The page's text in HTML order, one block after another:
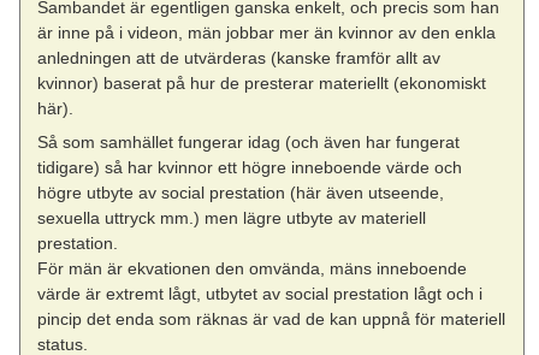
Sambandet är egentligen ganska enkelt, och precis som han
är inne på i videon, män jobbar mer än kvinnor av den enkla
anledningen att de utvärderas (kanske framför allt av
kvinnor) baserat på hur de presterar materiellt (ekonomiskt
här).
Så som samhället fungerar idag (och även har fungerat
tidigare) så har kvinnor ett högre inneboende värde och
högre utbyte av social prestation (här även utseende,
sexuella uttryck mm.) men lägre utbyte av materiell
prestation.
För män är ekvationen den omvända, mäns inneboende
värde är extremt lågt, utbytet av social prestation lågt och i
pincip det enda som räknas är vad de kan uppnå för materiell
status.